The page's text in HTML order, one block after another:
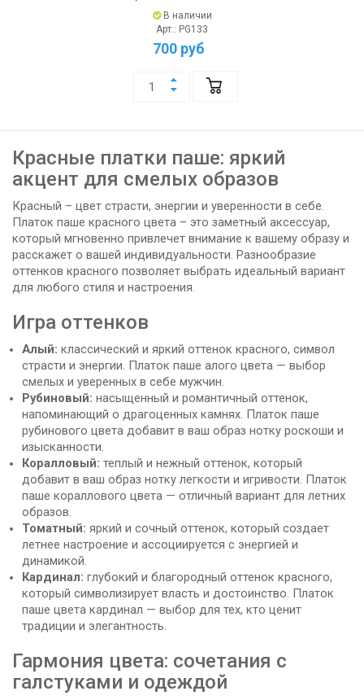
В наличии
Арт.: PG133
700 руб
Красные платки паше: яркий
акцент для смелых образов
Красный – цвет страсти, энергии и уверенности в себе.
Платок паше красного цвета – это заметный аксессуар,
который мгновенно привлечет внимание к вашему образу и
расскажет о вашей индивидуальности. Разнообразие
оттенков красного позволяет выбрать идеальный вариант
для любого стиля и настроения.
Игра оттенков
Алый: классический и яркий оттенок красного, символ
страсти и энергии. Платок паше алого цвета — выбор
смелых и уверенных в себе мужчин.
Рубиновый: насыщенный и романтичный оттенок,
напоминающий о драгоценных камнях. Платок паше
рубинового цвета добавит в ваш образ нотку роскоши и
изысканности.
Коралловый: теплый и нежный оттенок, который
добавит в ваш образ нотку легкости и игривости. Платок
паше кораллового цвета — отличный вариант для летних
образов.
Томатный: яркий и сочный оттенок, который создает
летнее настроение и ассоциируется с энергией и
динамикой.
Кардинал: глубокий и благородный оттенок красного,
который символизирует власть и достоинство. Платок
паше цвета кардинал — выбор для тех, кто ценит
традиции и элегантность.
Гармония цвета: сочетания с
галстуками и одеждой